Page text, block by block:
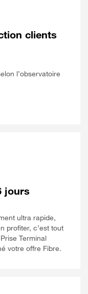
clients
l’observatoire
jours
ultra rapide,
profiter, c’est tout
Terminal
votre offre Fibre.